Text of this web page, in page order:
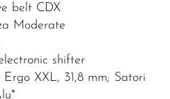
belt CDX
Moderate
shifter
XXL, 31,8 mm; Satori